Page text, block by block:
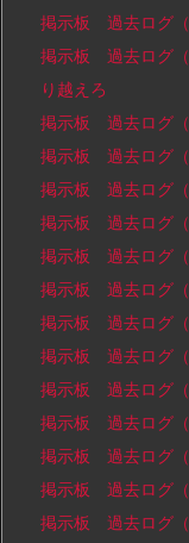
掲示板 過去ログ
掲示板 過去ログ
り越えろ
掲示板 過去ログ
掲示板 過去ログ
掲示板 過去ログ
掲示板 過去ログ
掲示板 過去ログ
掲示板 過去ログ
掲示板 過去ログ
掲示板 過去ログ
掲示板 過去ログ
掲示板 過去ログ
掲示板 過去ログ
掲示板 過去ログ
掲示板 過去ログ